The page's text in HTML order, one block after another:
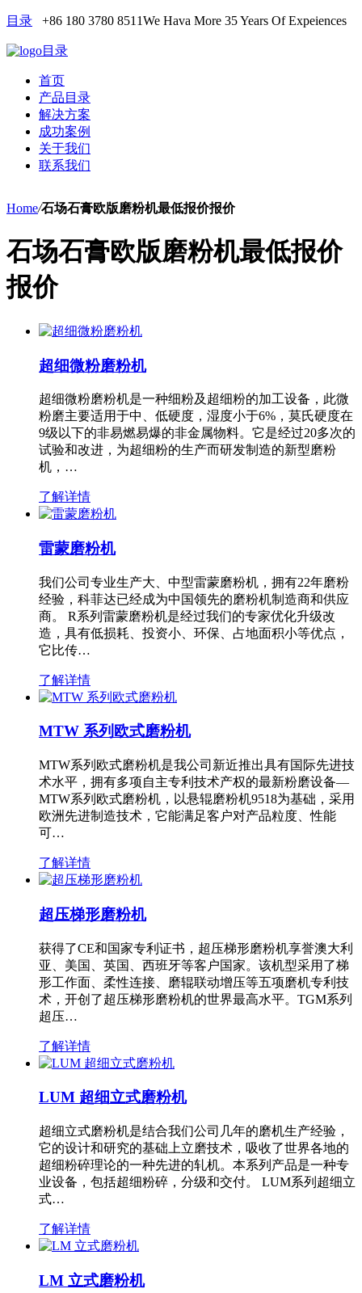
目录 +86 180 3780 8511We Hava More 35 Years Of Expeiences
目录
首页
产品目录
解决方案
成功案例
关于我们
联系我们
Home/石场石膏欧版磨粉机最低报价报价
石场石膏欧版磨粉机最低报价
报价
超细微粉磨粉机
超细微粉磨粉机是一种细粉及超细粉的加工设备，此微
粉磨主要适用于中、低硬度，湿度小于6%，莫氏硬度在
9级以下的非易燃易爆的非金属物料。它是经过20多次的
试验和改进，为超细粉的生产而研发制造的新型磨粉
机，…
了解详情
雷蒙磨粉机
我们公司专业生产大、中型雷蒙磨粉机，拥有22年磨粉
经验，科菲达已经成为中国领先的磨粉机制造商和供应
商。 R系列雷蒙磨粉机是经过我们的专家优化升级改
造，具有低损耗、投资小、环保、占地面积小等优点，
它比传…
了解详情
MTW 系列欧式磨粉机
MTW系列欧式磨粉机是我公司新近推出具有国际先进技
术水平，拥有多项自主专利技术产权的最新粉磨设备—
MTW系列欧式磨粉机，以悬辊磨粉机9518为基础，采用
欧洲先进制造技术，它能满足客户对产品粒度、性能
可…
了解详情
超压梯形磨粉机
获得了CE和国家专利证书，超压梯形磨粉机享誉澳大利
亚、美国、英国、西班牙等客户国家。该机型采用了梯
形工作面、柔性连接、磨辊联动增压等五项磨机专利技
术，开创了超压梯形磨粉机的世界最高水平。TGM系列
超压…
了解详情
LUM 超细立式磨粉机
超细立式磨粉机是结合我们公司几年的磨机生产经验，
它的设计和研究的基础上立磨技术，吸收了世界各地的
超细粉碎理论的一种先进的轧机。本系列产品是一种专
业设备，包括超细粉碎，分级和交付。 LUM系列超细立
式…
了解详情
LM 立式磨粉机